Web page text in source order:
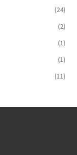
(24)
(2)
(1)
(1)
(11)